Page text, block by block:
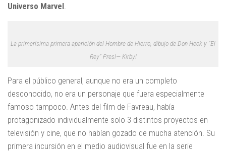
Universo Marvel
La primerísima primera aparición del Hombre de Hierro, dibujo de Don Heck y “El
Rey” Presl— Kirby!
Para el público general, aunque no era un completo
desconocido, no era un personaje que fuera especialmente
famoso tampoco. Antes del film de Favreau, había
protagonizado individualmente solo 3 distintos proyectos en
televisión y cine, que no habían gozado de mucha atención. Su
primera incursión en el medio audiovisual fue en la serie